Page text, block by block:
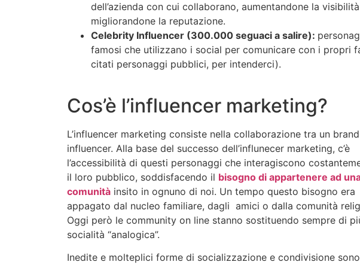
dell’azienda con cui collaborano, aumentandone la
migliorandone la reputazione.
Celebrity Influencer (300.000 seguaci a salire):
famosi che utilizzano i social per comunicare con i propri
citati personaggi pubblici, per intenderci).
Cos’è l’influencer marketing?
L’influencer marketing consiste nella collaborazione tra un
influencer. Alla base del successo dell’influnecer marketing, c’è
l’accessibilità di questi personaggi che interagiscono
il loro pubblico, soddisfacendo il bisogno di appartenere ad
comunità insito in ognuno di noi. Un tempo questo bisogno era
appagato dal nucleo familiare, dagli amici o dalla comunità
Oggi però le community on line stanno sostituendo sempre di
socialità “analogica”.
Inedite e molteplici forme di socializzazione e condivisione